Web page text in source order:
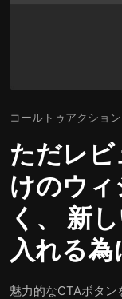
コールトゥアクション
ただレ
けのウ
く、 新
入れる為
魅力的なCTAボタ